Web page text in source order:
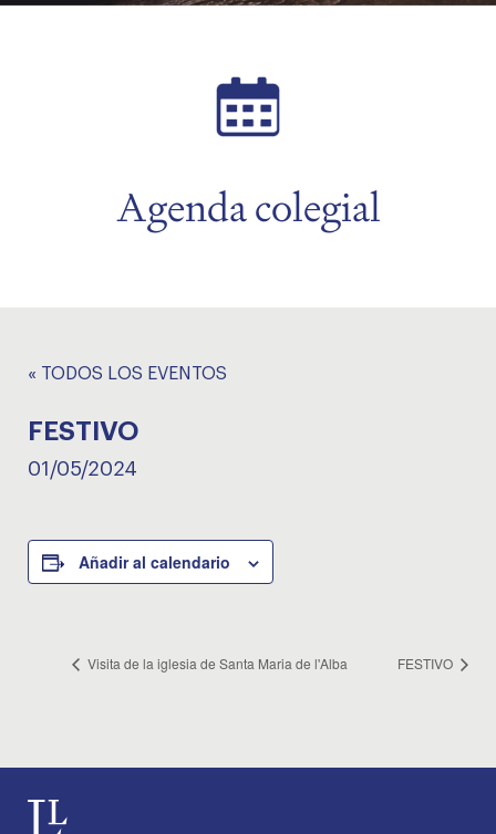
Agenda colegial
« TODOS LOS EVENTOS
FESTIVO
01/05/2024
Añadir al calendario
Visita de la iglesia de Santa Maria de l'Alba FESTIVO